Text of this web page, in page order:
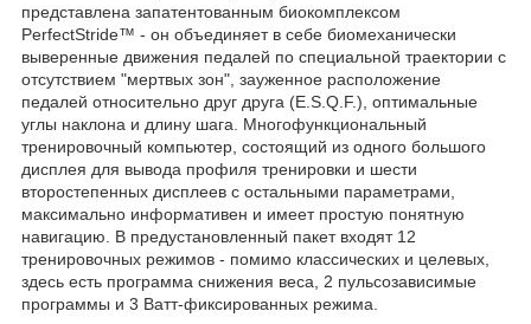
представлена запатентованным биокомплексом
PerfectStride™ - он объединяет в себе биомеханически
выверенные движения педалей по специальной траектории с
отсутствием "мертвых зон", зауженное расположение
педалей относительно друг друга (E.S.Q.F.), оптимальные
углы наклона и длину шага. Многофункциональный
тренировочный компьютер, состоящий из одного большого
дисплея для вывода профиля тренировки и шести
второстепенных дисплеев с остальными параметрами,
максимально информативен и имеет простую понятную
навигацию. В предустановленный пакет входят 12
тренировочных режимов - помимо классических и целевых,
здесь есть программа снижения веса, 2 пульсозависимые
программы и 3 Ватт-фиксированных режима.